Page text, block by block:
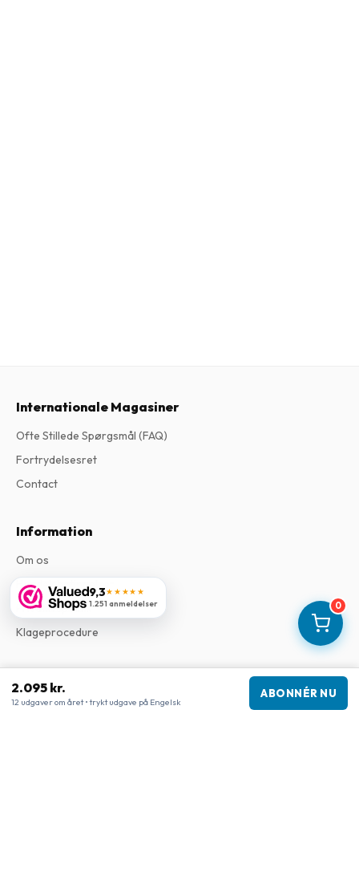
0
2.095 kr.
12 udgaver om året • trykt udgave på Engelsk
ABONNÉR NU
9,3★★★★★
1.251 anmeldelser
Internationale Magasiner
Ofte Stillede Spørgsmål (FAQ)
Fortrydelsesret
Contact
Information
Om os
Handelsbetingelser
Privatlivspolitik
Klageprocedure
Virksomhedsoplysninger
Virksomhed:
Maja Magazines